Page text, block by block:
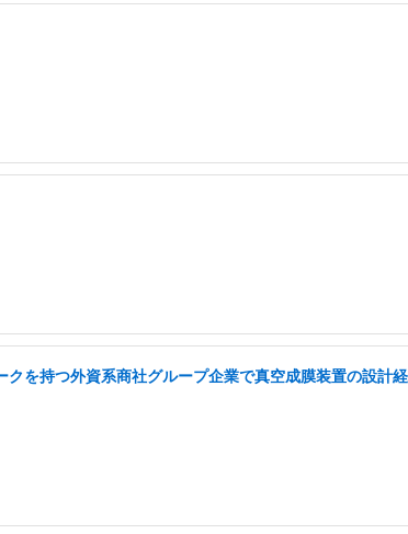
を持つ外資系商社グループ企業で真空成膜装置の設計